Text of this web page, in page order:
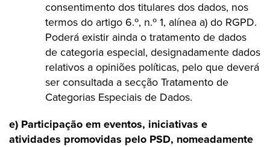
consentimento dos titulares dos dados, nos
termos do artigo 6.º, n.º 1, alínea a) do RGPD.
Poderá existir ainda o tratamento de dados
de categoria especial, designadamente dados
relativos a opiniões políticas, pelo que deverá
ser consultada a secção Tratamento de
Categorias Especiais de Dados.
e) Participação em eventos, iniciativas e
atividades promovidas pelo PSD, nomeadamente